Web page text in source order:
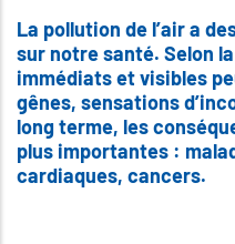
La pollution de l’air a
sur notre santé. Selon
immédiats et visibles
gênes, sensations
long terme, les
plus importantes :
cardiaques, cancers.